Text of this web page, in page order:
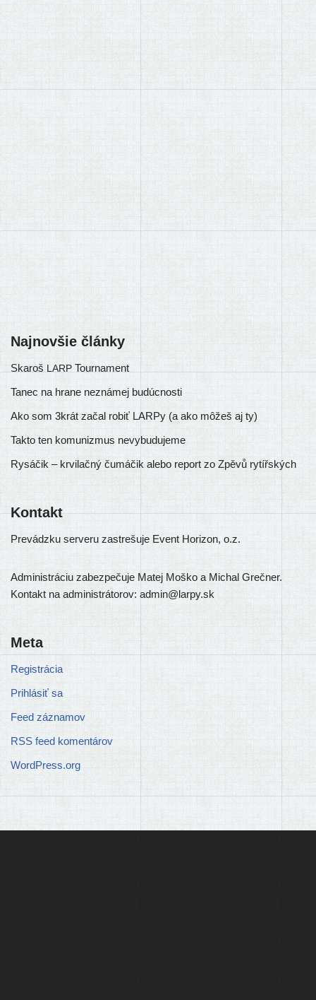
Najnovšie články
Skaroš LARP Tournament
Tanec na hrane neznámej budúcnosti
Ako som 3krát začal robiť LARPy (a ako môžeš aj ty)
Takto ten komunizmus nevybudujeme
Rysáčik – krvilačný čumáčik alebo report zo Zpěvů rytířských
Kontakt
Prevádzku ser­ve­ru zastre­šu­je Event Horizon, o.z.
Administráciu zabez­pe­ču­je Matej Moško a Michal Grečner.
Kontakt na admi­nis­trá­to­rov: admin@larpy.sk
Meta
Registrácia
Prihlásiť sa
Feed záznamov
RSS feed komentárov
WordPress.org